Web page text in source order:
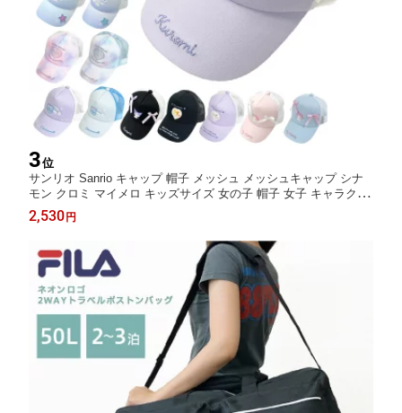
3位
サンリオ Sanrio キャップ 帽子 メッシュ メッシュキャップ シナ
モン クロミ マイメロ キッズサイズ 女の子 帽子 女子 キャラクタ
ー ガールズ ティーンズ 園児 児童 小学生 通学 パープル 紫 水色
ブルー 黒 ブラック プレゼント ギフト キッズ
2,530 円